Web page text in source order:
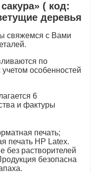
( код:
деревья
свяжемся с Вами
по
особенностей
6
и фактуры
печать;
печать HP Latex.
без растворителей
безопасна